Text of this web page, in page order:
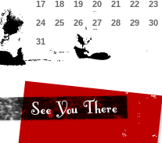
17
18 19 20 21 22
23
24
25 26 27 28 29
30
31